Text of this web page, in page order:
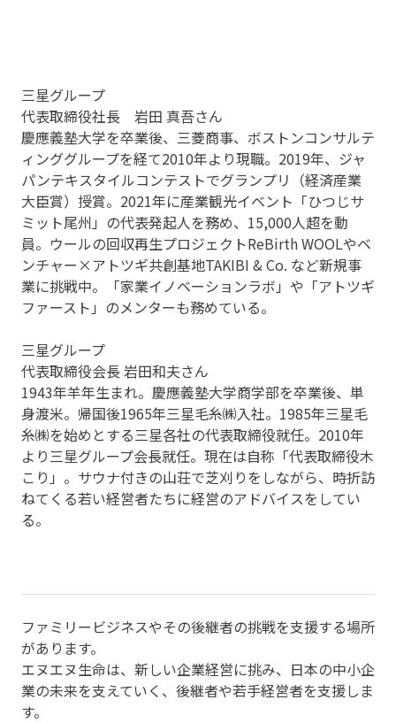
三星グループ
代表取締役社長 岩田 真吾さん
慶應義塾大学を卒業後、三菱商事、ボストンコンサルテ
ィンググループを経て2010年より現職。2019年、ジャ
パンテキスタイルコンテストでグランプリ（経済産業
大臣賞）授賞。2021年に産業観光イベント「ひつじサ
ミット尾州」の代表発起人を務め、15,000人超を動
員。ウールの回収再生プロジェクトReBirth WOOLやベ
ンチャー×アトツギ共創基地TAKIBI & Co. など新規事
業に挑戦中。「家業イノベーションラボ」や「アトツギ
ファースト」のメンターも務めている。
三星グループ
代表取締役会長 岩田和夫さん
1943年羊年生まれ。慶應義塾大学商学部を卒業後、単
身渡米。帰国後1965年三星毛糸㈱入社。1985年三星毛
糸㈱を始めとする三星各社の代表取締役就任。2010年
より三星グループ会長就任。現在は自称「代表取締役木
こり」。サウナ付きの山荘で芝刈りをしながら、時折訪
ねてくる若い経営者たちに経営のアドバイスをしてい
る。
ファミリービジネスやその後継者の挑戦を支援する場所
があります。
エヌエヌ生命は、新しい企業経営に挑み、日本の中小企
業の未来を支えていく、後継者や若手経営者を支援しま
す。